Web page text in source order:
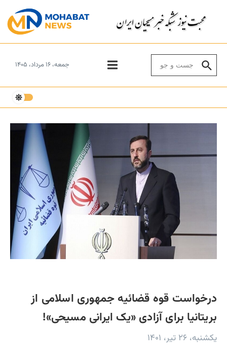
جمعه، ۱۶ مرداد، ۱۴۰۵
درخواست قوه قضائیه جمهوری اسلامی از
بریتانیا برای آزادی «یک ایرانی مسیحی»!
یکشنبه، ۲۶ تیر، ۱۴۰۱